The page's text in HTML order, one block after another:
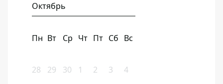
Октябрь
Пн Вт Ср Чт Пт Сб Вс
28 29 30 1 2 3 4